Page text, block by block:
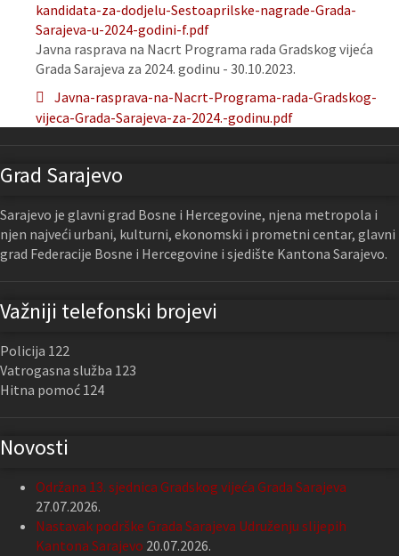
kandidata-za-dodjelu-Sestoaprilske-nagrade-Grada-
Sarajeva-u-2024-godini-f.pdf
Javna rasprava na Nacrt Programa rada Gradskog vijeća
Grada Sarajeva za 2024. godinu - 30.10.2023.
Javna-rasprava-na-Nacrt-Programa-rada-Gradskog-
vijeca-Grada-Sarajeva-za-2024.-godinu.pdf
Grad Sarajevo
Sarajevo je glavni grad Bosne i Hercegovine, njena metropola i
njen najveći urbani, kulturni, ekonomski i prometni centar, glavni
grad Federacije Bosne i Hercegovine i sjedište Kantona Sarajevo.
Važniji telefonski brojevi
Policija 122
Vatrogasna služba 123
Hitna pomoć 124
Novosti
Održana 13. sjednica Gradskog vijeća Grada Sarajeva
27.07.2026.
Nastavak podrške Grada Sarajeva Udruženju slijepih
Kantona Sarajevo 20.07.2026.